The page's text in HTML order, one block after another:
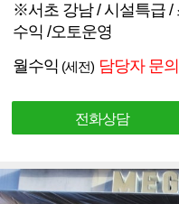
※서초 강남 / 시설특급 /
수익 /오토운영
월수익 (세전) 담당자 문의
전화상담